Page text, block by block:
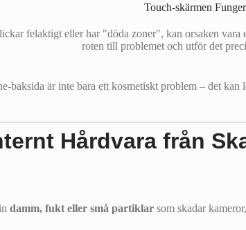
Touch-skärmen
felaktigt eller har "döda zoner", kan orsaken
roten till problemet och utför det
baksida är inte bara ett kosmetiskt problem – det
Hårdvara från
damm, fukt eller små partiklar som skadar